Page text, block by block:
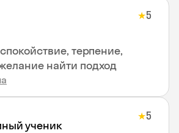
★5
терпение,
найти подход
ученик
★5